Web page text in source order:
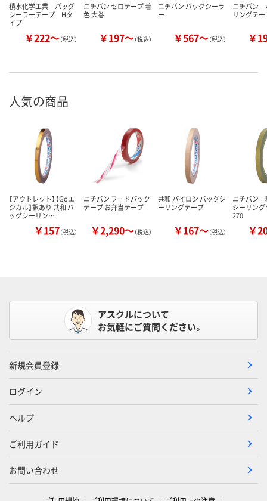
積水化学工業 バッグ
シーラーテープ Hタ
イプ
￥222～（税込）
ニチバン セロテープ 着
色 大巻
￥197～（税込）
ニチバン バッグシーラ
ー
￥567～（税込）
ニチバン
リングテ
￥
人気の商品
【アウトレット】【Goエ
シカル】訳あり 共和 バ
ッグシーリン…
￥157（税込）
ニチバン フードパック
テープ お弁当テープ
￥2,290～（税込）
共和 パイロン バッグシ
ーリングテープ
￥167～（税込）
ニチバン
シーリン
270
￥
アスクルについて
お気軽にご質問ください。
新規会員登録
ログイン
ヘルプ
ご利用ガイド
お問い合わせ